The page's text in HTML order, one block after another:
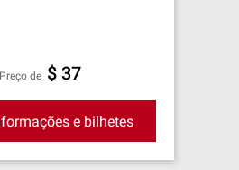
preço de $ 37
e bilhetes